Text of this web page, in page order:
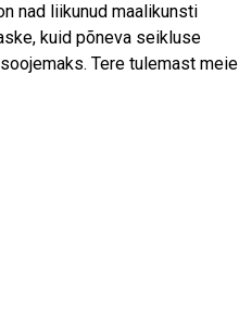
nad liikunud maalikunsti
kuid põneva seikluse
Tere tulemast meie